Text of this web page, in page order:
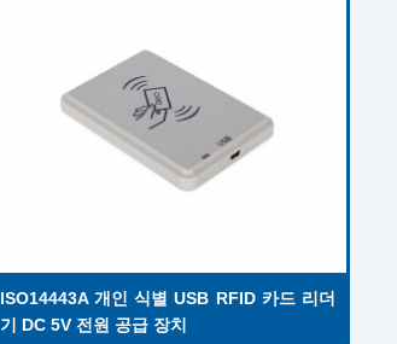
ISO14443A 개인 식별 USB RFID 카드 리더
기 DC 5V 전원 공급 장치